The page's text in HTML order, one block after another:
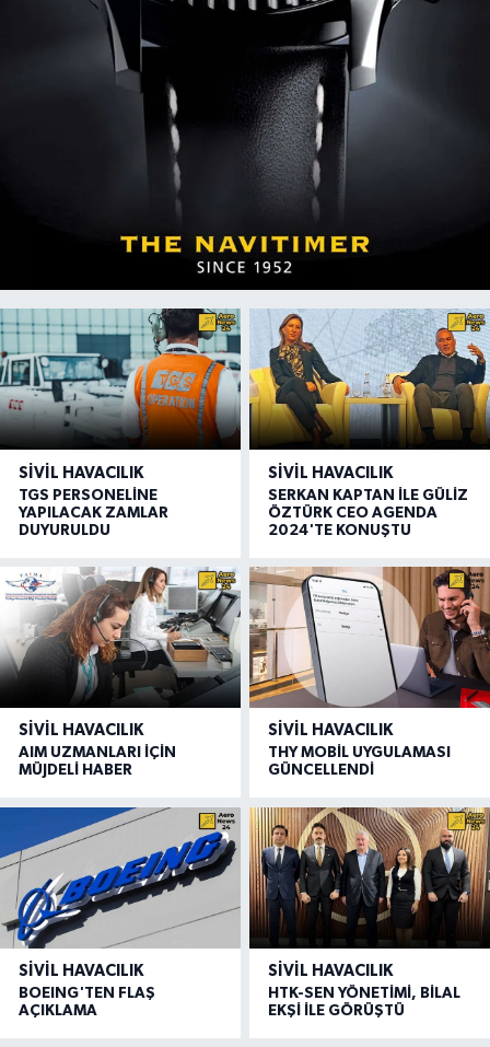
SIVIL HAVACILIK
TGS PERSONELİNE
YAPILACAK ZAMLAR
DUYURULDU
SIVIL HAVACILIK
SERKAN KAPTAN İLE GÜLİZ
ÖZTÜRK CEO AGENDA
2024'TE KONUŞTU
SIVIL HAVACILIK
AIM UZMANLARI İÇİN
MÜJDELİ HABER
SIVIL HAVACILIK
THY MOBİL UYGULAMASI
GÜNCELLENDİ
SIVIL HAVACILIK
BOEING'TEN FLAŞ
AÇIKLAMA
SIVIL HAVACILIK
HTK-SEN YÖNETİMİ, BİLAL
EKŞİ İLE GÖRÜŞTÜ